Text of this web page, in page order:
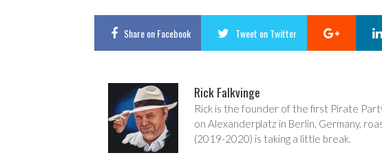
Shareon Facebook Tweet on Twitter Google+
Rick Falkvinge
Rick is the founder of the first Pirate
on Alexanderplatz in Berlin, Germany,
(2019-2020) is taking a little break.